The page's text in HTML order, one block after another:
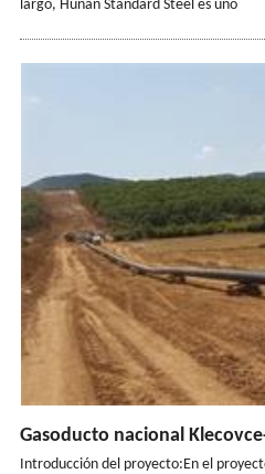
largo, Hunan Standard Steel es uno
Gasoducto nacional
Introducción del proyecto:En el